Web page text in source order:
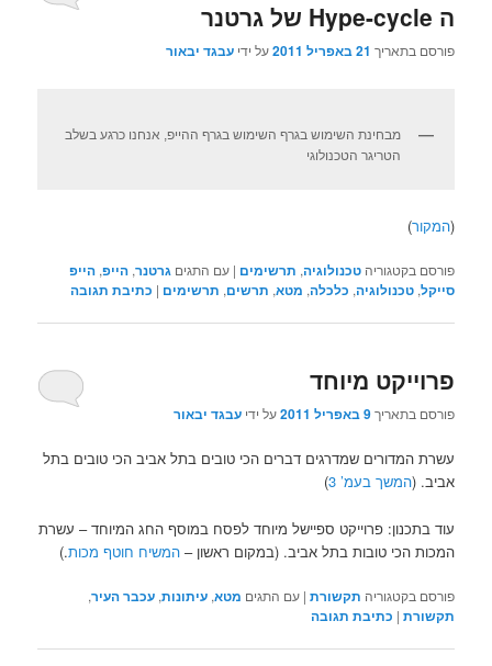
ה Hype-cycle של גרטנר
פורסם בתאריך 21 באפריל 2011 על ידיעבגד יבאור
מבחינת השימוש בגרף השימוש בגרף ההייפ, אנחנו כרגע בשלב
הטריגר הטכנולוגי
(המקור)
פורסם בקטגוריה טכנולוגיה, תרשימים |עם התגים גרטנר,הייפ,הייפ
סייקל,טכנולוגיה, כלכלה, מטא, תרשים, תרשימים | כתיבת תגובה
פרוייקט מיוחד
פורסם בתאריך9 באפריל 2011 על ידיעבגד יבאור
עשרת המדורים שמדרגים דברים הכי טובים בתל אביב הכי טובים בתל
אביב. (המשך בעמ’ 3 )
עוד בתכנון: פרוייקט ספיישל מיוחד לפסח במוסף החג המיוחד – עשרת
המכות הכי טובות בתל אביב. (במקום ראשון –המשיח חוטף מכות.)
פורסם בקטגוריה תקשורת |עם התגים מטא,עיתונות,עכבר העיר,
תקשורת | כתיבת תגובה